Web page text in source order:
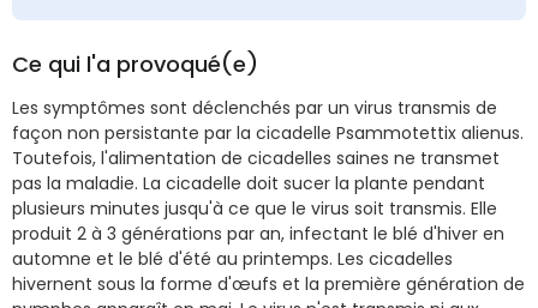
Ce qui l'a provoqué(e)
Les symptômes sont déclenchés par un virus transmis de
façon non persistante par la cicadelle Psammotettix alienus.
Toutefois, l'alimentation de cicadelles saines ne transmet
pas la maladie. La cicadelle doit sucer la plante pendant
plusieurs minutes jusqu'à ce que le virus soit transmis. Elle
produit 2 à 3 générations par an, infectant le blé d'hiver en
automne et le blé d'été au printemps. Les cicadelles
hivernent sous la forme d'œufs et la première génération de